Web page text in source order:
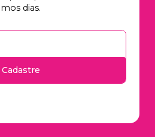
dias.
Cadastre